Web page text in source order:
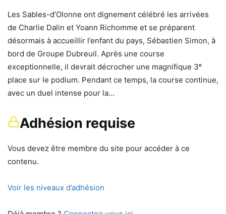
Les Sables-d’Olonne ont dignement célébré les arrivées
de Charlie Dalin et Yoann Richomme et se préparent
désormais à accueillir l’enfant du pays, Sébastien Simon, à
bord de Groupe Dubreuil. Après une course
exceptionnelle, il devrait décrocher une magnifique 3ᵉ
place sur le podium. Pendant ce temps, la course continue,
avec un duel intense pour la…
Adhésion requise
Vous devez être membre du site pour accéder à ce
contenu.
Voir les niveaux d’adhésion